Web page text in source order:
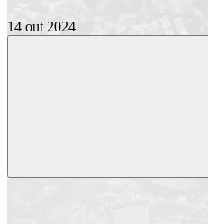
14 out 2024